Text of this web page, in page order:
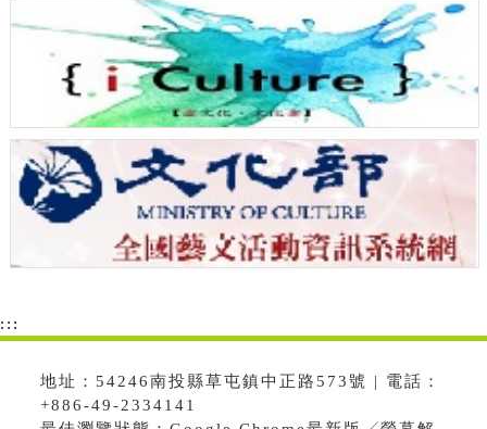
:::
地址：54246南投縣草屯鎮中正路573號 | 電話：
+886-49-2334141